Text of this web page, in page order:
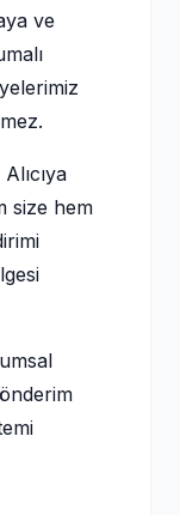
ve
Alıcıya
size hem